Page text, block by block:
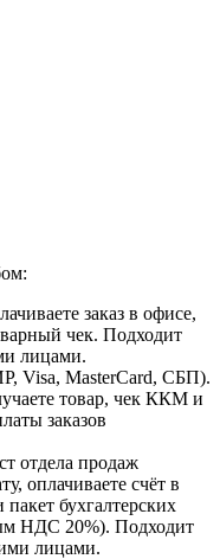
заказ в офисе,
чек. Подходит
лицами.
Visa, MasterCard, СБП).
товар, чек ККМ и
заказов
отдела продаж
оплачиваете счёт в
бухгалтерских
НДС 20%). Подходит
лицами.